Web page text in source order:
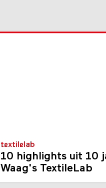
textilelab
10 highlights uit 10
Waag's TextileLab